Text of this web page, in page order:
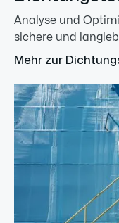
Analyse und
sichere und
Mehr zur